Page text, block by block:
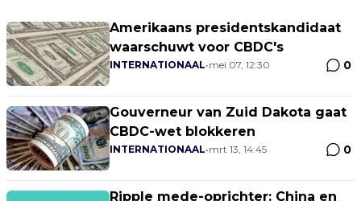
Amerikaans presidentskandidaat
waarschuwt voor CBDC's
INTERNATIONAAL•mei 07, 12:30 0
Gouverneur van Zuid Dakota gaat
CBDC-wet blokkeren
INTERNATIONAAL•mrt 13, 14:45 0
Ripple mede-oprichter: China en